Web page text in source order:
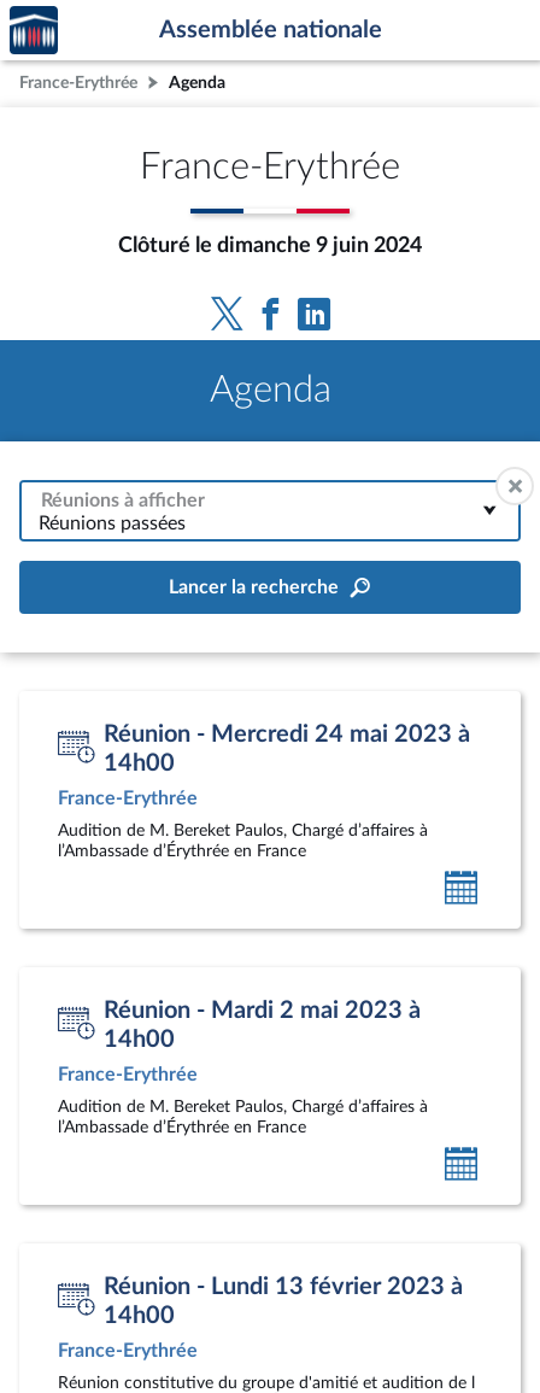
Aller au contenu
Aller en bas de la page
Accèder
à la
page
d'accueil
Assemblée nationale
France-Erythrée Agenda
France-Erythrée
Clôturé le dimanche 9 juin 2024
Agenda
Réunions à afficher
Réunions passées
Lancer la recherche
Réunion - Mercredi 24 mai 2023 à
14h00
France-Erythrée
Audition de M. Bereket Paulos, Chargé d’affaires à
l’Ambassade d’Érythrée en France
au
Réunion - Mardi 2 mai 2023 à
14h00
France-Erythrée
Audition de M. Bereket Paulos, Chargé d’affaires à
l’Ambassade d’Érythrée en France
au
Réunion - Lundi 13 février 2023 à
14h00
France-Erythrée
Réunion constitutive du groupe d'amitié et audition de l